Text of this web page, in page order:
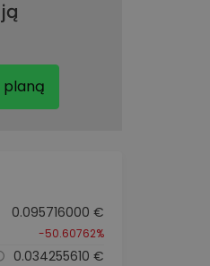
planą
0.095716000 €
-50.60762%
0.034255610 €